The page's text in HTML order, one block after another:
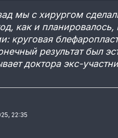
мы с хирургом
как и
круговая
результат был
доктора экс-
22:35